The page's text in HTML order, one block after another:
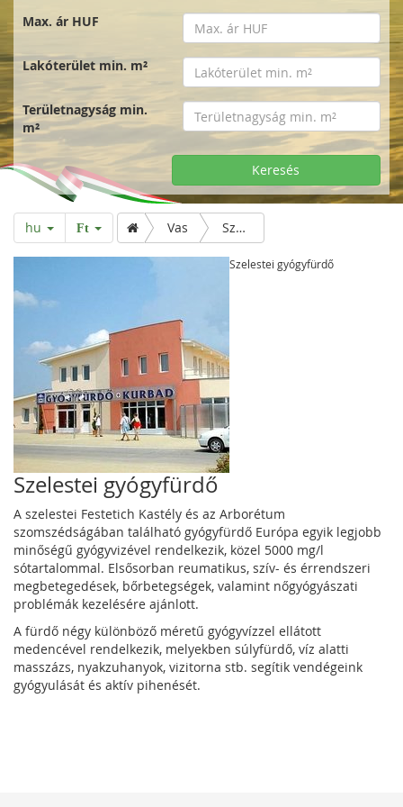
Max. ár HUF
Lakóterület min. m²
Területnagyság min.
m²
Keresés
hu Ft Vas Szelestei gyógyfürdő
Szelestei gyógyfürdő
Szelestei gyógyfürdő
A szelestei Festetich Kastély és az Arborétum
szomszédságában található gyógyfürdő Európa egyik legjobb
minőségű gyógyvizével rendelkezik, közel 5000 mg/l
sótartalommal. Elsősorban reumatikus, szív- és érrendszeri
megbetegedések, bőrbetegségek, valamint nőgyógyászati
problémák kezelésére ajánlott.
A fürdő négy különböző méretű gyógyvízzel ellátott
medencével rendelkezik, melyekben súlyfürdő, víz alatti
masszázs, nyakzuhanyok, vizitorna stb. segítik vendégeink
gyógyulását és aktív pihenését.